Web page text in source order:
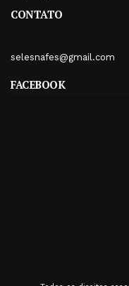
CONTATO
selesnafes@gmail.com
FACEBOOK